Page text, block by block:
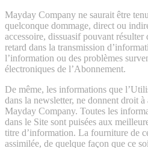
Mayday Company ne saurait être
quelconque dommage, direct ou
accessoire, dissuasif pouvant résulter
retard dans la transmission
l’information ou des problèmes
électroniques de l’Abonnement.
De même, les informations que
dans la newsletter, ne donnent droit
Mayday Company. Toutes les
dans le Site sont puisées aux
titre d’information. La fourniture de
assimilée, de quelque façon que ce